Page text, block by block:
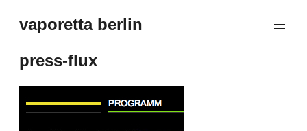
Inhalt
vaporetta berlin
press-flux